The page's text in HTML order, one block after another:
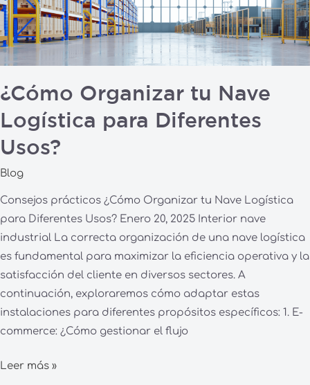
¿Cómo Organizar tu Nave
Logística para Diferentes
Usos?
Blog
Consejos prácticos ¿Cómo Organizar tu Nave Logística
para Diferentes Usos? Enero 20, 2025 Interior nave
industrial La correcta organización de una nave logística
es fundamental para maximizar la eficiencia operativa y la
satisfacción del cliente en diversos sectores. A
continuación, exploraremos cómo adaptar estas
instalaciones para diferentes propósitos específicos: 1. E-
commerce: ¿Cómo gestionar el flujo
Diferentes
Usos?
Leer más »